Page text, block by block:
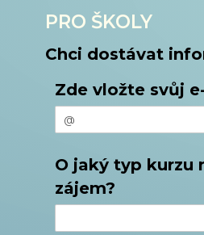
PRO ŠKOLY
Chci dostávat
Zde vložte svůj
O jaký typ kurzu
zájem?